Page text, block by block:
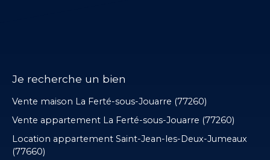
Je recherche un bien
Vente maison La Ferté-sous-Jouarre (77260)
Vente appartement La Ferté-sous-Jouarre (77260)
Location appartement Saint-Jean-les-Deux-Jumeaux
(77660)